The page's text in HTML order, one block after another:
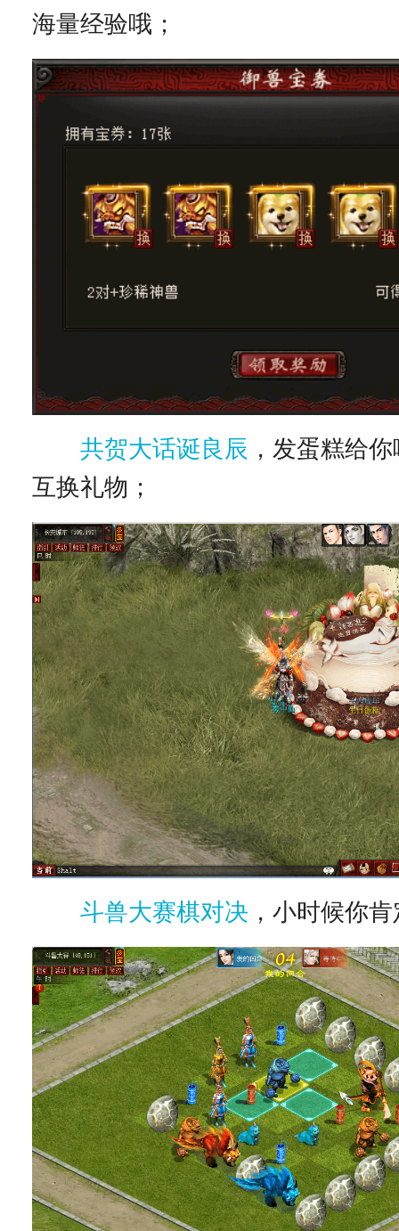
海量经验哦；
共贺大话诞良辰 ，发蛋糕给
互换礼物；
斗兽大赛棋对决 ，小时候你